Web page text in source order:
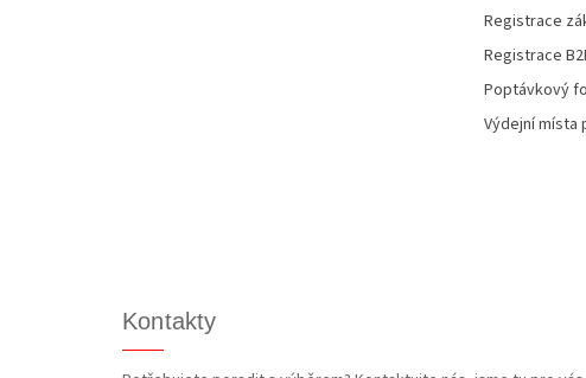
Registrace
Registrace
Poptávkový
Výdejní místa
Kontakty